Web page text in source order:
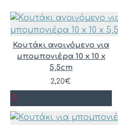
Κουτάκι ανοιγόμενο για
μπομπονιέρα 10 x 10 x
5,5cm
2,20€